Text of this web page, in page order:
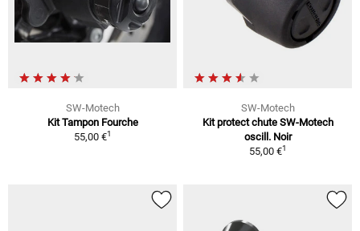
SW-Motech
Kit Tampon Fourche
55,00 €1
SW-Motech
Kit protect chute SW-Motech
oscill. Noir
55,00 €1